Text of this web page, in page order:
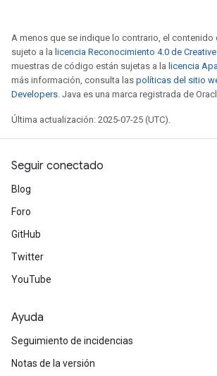
A menos que se indique lo contrario, el contenido
sujeto a la licencia Reconocimiento 4.0 de
muestras de código están sujetas a la licencia
más información, consulta las políticas del sitio
Developers. Java es una marca registrada de
Última actualización: 2025-07-25 (UTC).
Seguir conectado
Blog
Foro
GitHub
Twitter
YouTube
Ayuda
Seguimiento de incidencias
Notas de la versión